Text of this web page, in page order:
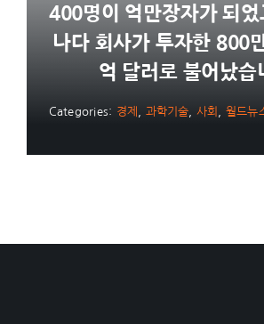
400명이 억만장자가 되었
나다 회사가 투자한 800
억 달러로 불어났습
Categories: 경제 과학기술 사회 월드뉴